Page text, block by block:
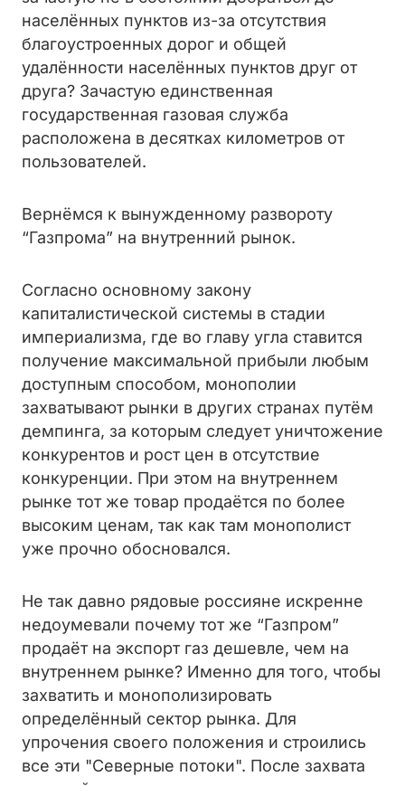
населённых пунктов из-за отсутствия
благоустроенных дорог и общей
удалённости населённых пунктов друг от
друга? Зачастую единственная
государственная газовая служба
расположена в десятках километров от
пользователей.
Вернёмся к вынужденному развороту
“Газпрома” на внутренний рынок.
Согласно основному закону
капиталистической системы в стадии
империализма, где во главу угла ставится
получение максимальной прибыли любым
доступным способом, монополии
захватывают рынки в других странах путём
демпинга, за которым следует уничтожение
конкурентов и рост цен в отсутствие
конкуренции. При этом на внутреннем
рынке тот же товар продаётся по более
высоким ценам, так как там монополист
уже прочно обосновался.
Не так давно рядовые россияне искренне
недоумевали почему тот же “Газпром”
продаёт на экспорт газ дешевле, чем на
внутреннем рынке? Именно для того, чтобы
захватить и монополизировать
определённый сектор рынка. Для
упрочения своего положения и строились
все эти "Северные потоки". После захвата